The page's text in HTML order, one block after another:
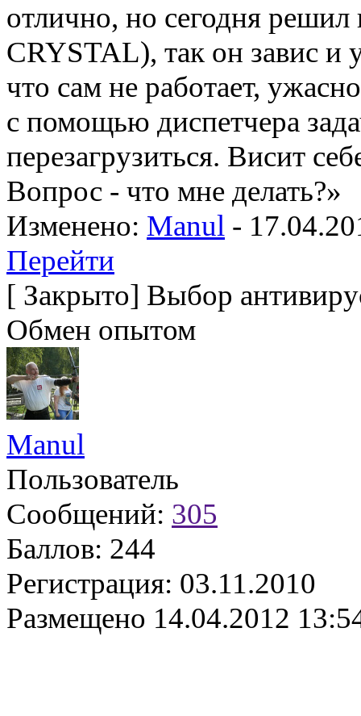
отлично, но сегодня
CRYSTAL), так он завис и
что сам не работает,
с помощью диспетчера
перезагрузиться. Висит
Вопрос - что мне делать?»
Изменено: Manul -
Перейти
[ Закрыто] Выбор
Обмен опытом
Manul
Пользователь
Сообщений: 305
Баллов: 244
Регистрация: 03.11.2010
Размещено 14.04.2012